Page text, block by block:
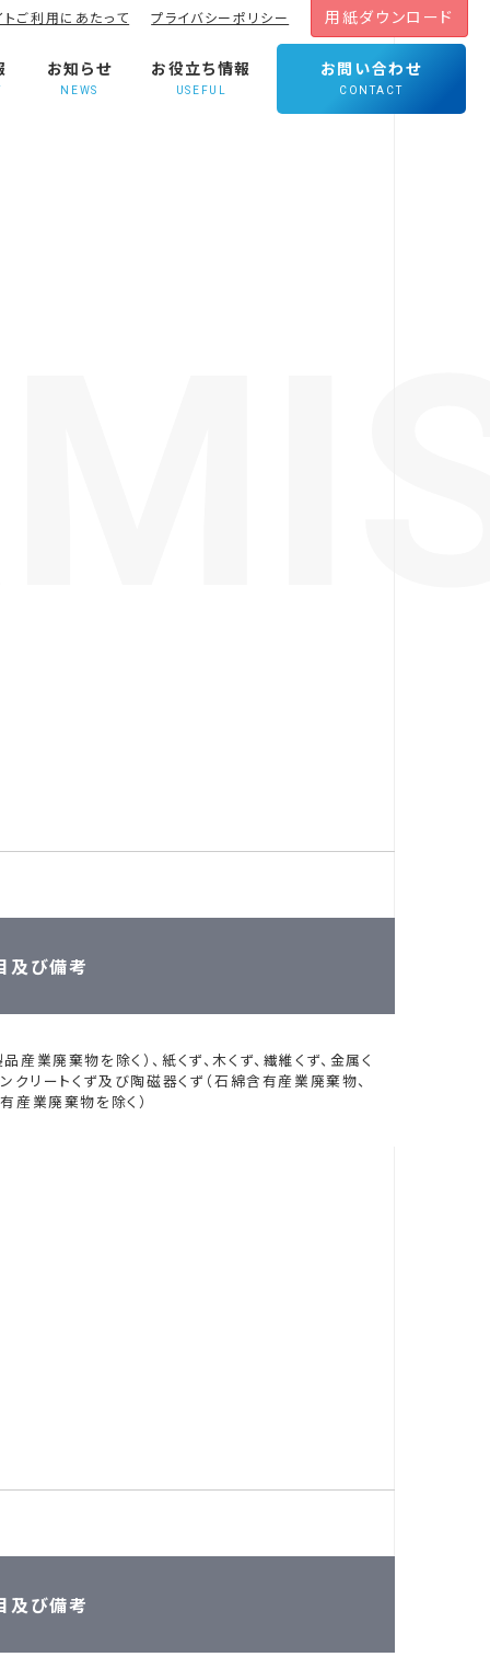
トご利用にあたって プライバシーポリシー 用紙ダウンロード
お知らせ
NEWS
お役立ち情報
USEFUL
お問い合わせ
CONTACT
及び備考
業廃棄物を除く）、紙くず、木くず、繊維くず、金属く
クリートくず及び陶磁器くず（石綿含有産業廃棄物、
産業廃棄物を除く）
及び備考